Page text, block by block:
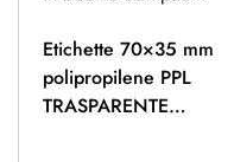
Etichette 70×35 mm
polipropilene PPL
TRASPARENTE